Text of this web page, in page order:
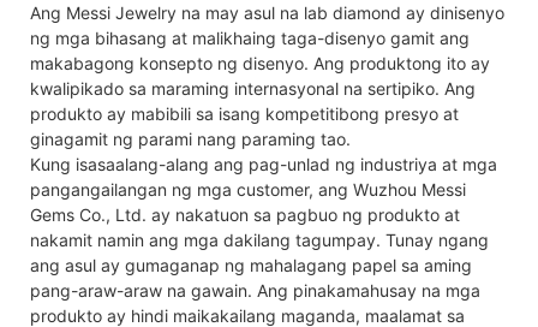
Ang Messi Jewelry na may asul na lab diamond ay dinisenyo
ng mga bihasang at malikhaing taga-disenyo gamit ang
makabagong konsepto ng disenyo. Ang produktong ito ay
kwalipikado sa maraming internasyonal na sertipiko. Ang
produkto ay mabibili sa isang kompetitibong presyo at
ginagamit ng parami nang paraming tao.
Kung isasaalang-alang ang pag-unlad ng industriya at mga
pangangailangan ng mga customer, ang Wuzhou Messi
Gems Co., Ltd. ay nakatuon sa pagbuo ng produkto at
nakamit namin ang mga dakilang tagumpay. Tunay ngang
ang asul ay gumaganap ng mahalagang papel sa aming
pang-araw-araw na gawain. Ang pinakamahusay na mga
produkto ay hindi maikakailang maganda, maalamat sa